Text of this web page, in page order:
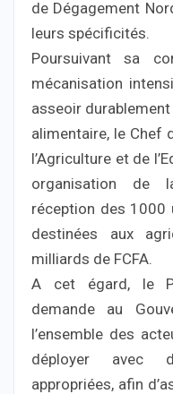
de Dégagement
leurs spécificités.
Poursuivant sa
mécanisation
asseoir
alimentaire, le Chef
l’Agriculture et de
organisation de
réception des 1000
destinées aux
milliards de FCFA.
A cet égard, le
demande au
l’ensemble des
déployer avec
appropriées, afin